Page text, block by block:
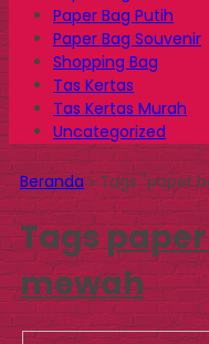
Paper Bag Putih
Paper Bag Souvenir
Shopping Bag
Tas Kertas
Tas Kertas Murah
Uncategorized
Beranda»Tags "paper
Tags
mewah